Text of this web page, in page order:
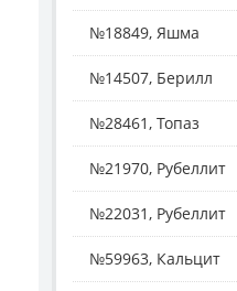
№18849, Яшма
№14507, Берилл
№28461, Топаз
№21970, Рубеллит
№22031, Рубеллит
№59963, Кальцит